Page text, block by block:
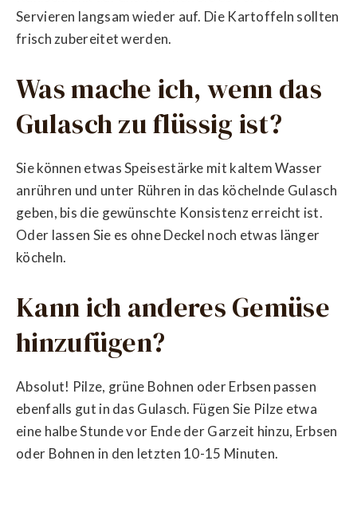
Servieren langsam wieder auf. Die Kartoffeln sollten
frisch zubereitet werden.
Was mache ich, wenn das
Gulasch zu flüssig ist?
Sie können etwas Speisestärke mit kaltem Wasser
anrühren und unter Rühren in das köchelnde Gulasch
geben, bis die gewünschte Konsistenz erreicht ist.
Oder lassen Sie es ohne Deckel noch etwas länger
köcheln.
Kann ich anderes Gemüse
hinzufügen?
Absolut! Pilze, grüne Bohnen oder Erbsen passen
ebenfalls gut in das Gulasch. Fügen Sie Pilze etwa
eine halbe Stunde vor Ende der Garzeit hinzu, Erbsen
oder Bohnen in den letzten 10-15 Minuten.